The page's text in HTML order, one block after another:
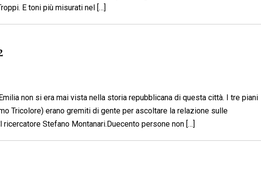
2
E toni più misurati nel […]
non si era mai vista nella storia repubblicana di questa città. I tre piani
Tricolore) erano gremiti di gente per ascoltare la relazione sulle
Stefano Montanari.Duecento persone non […]